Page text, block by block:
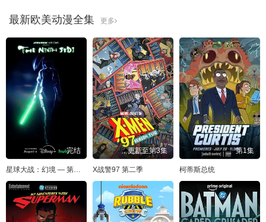
最新欧美动漫全集 更多
完结
星球大战：幻境 — 第九个绝地武士
更新至第3集
X战警97 第二季
第1集
柯蒂斯总统